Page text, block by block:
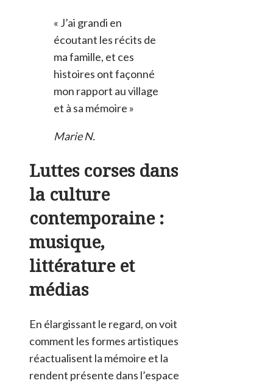
« J’ai grandi en
écoutant les récits de
ma famille, et ces
histoires ont façonné
mon rapport au village
et à sa mémoire »
Marie N.
Luttes corses dans
la culture
contemporaine :
musique,
littérature et
médias
En élargissant le regard, on voit
comment les formes artistiques
réactualisent la mémoire et la
rendent présente dans l’espace